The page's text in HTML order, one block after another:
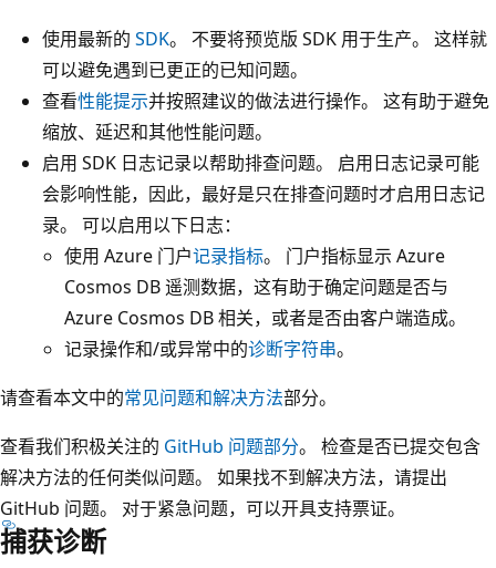
使用最新的 SDK。 不要将预览版 SDK 用于生产。 这样就
可以避免遇到已更正的已知问题。
查看性能提示并按照建议的做法进行操作。 这有助于避免
缩放、延迟和其他性能问题。
启用 SDK 日志记录以帮助排查问题。 启用日志记录可能
会影响性能，因此，最好是只在排查问题时才启用日志记
录。 可以启用以下日志：
使用 Azure 门户记录指标。 门户指标显示 Azure
Cosmos DB 遥测数据，这有助于确定问题是否与
Azure Cosmos DB 相关，或者是否由客户端造成。
记录操作和/或异常中的诊断字符串。
请查看本文中的常见问题和解决方法部分。
查看我们积极关注的 GitHub 问题部分。 检查是否已提交包含
解决方法的任何类似问题。 如果找不到解决方法，请提出
GitHub 问题。 对于紧急问题，可以开具支持票证。
捕获诊断